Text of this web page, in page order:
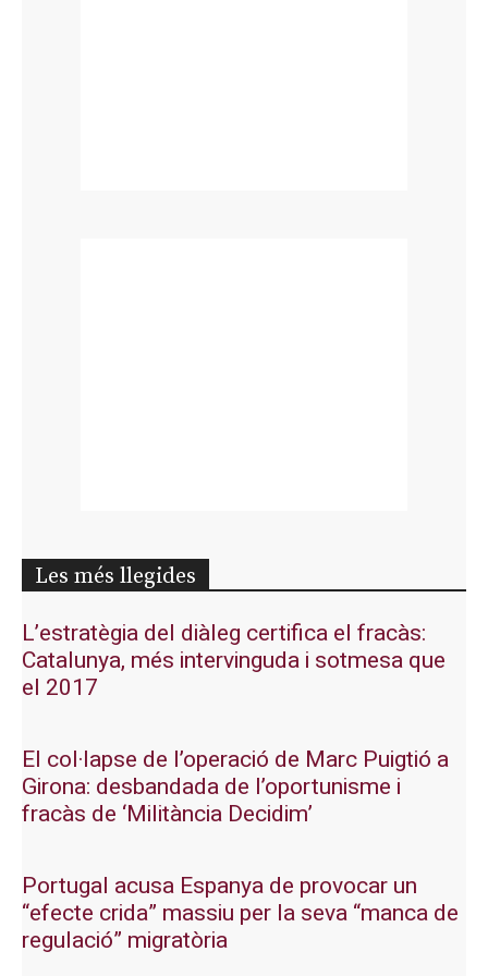
Les més llegides
L’estratègia del diàleg certifica el fracàs:
Catalunya, més intervinguda i sotmesa que
el 2017
El col·lapse de l’operació de Marc Puigtió a
Girona: desbandada de l’oportunisme i
fracàs de ‘Militància Decidim’
Portugal acusa Espanya de provocar un
“efecte crida” massiu per la seva “manca de
regulació” migratòria